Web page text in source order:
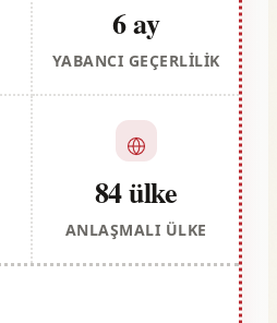
6 ay
YABANCI GEÇERLILIK
84 ülke
ANLAŞMALI ÜLKE